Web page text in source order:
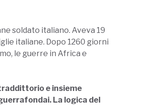
soldato italiano. Aveva 19
italiane. Dopo 1260 giorni
le guerre in Africa e
e insieme
La logica del